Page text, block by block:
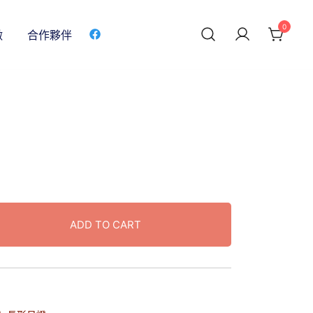
合作夥伴
0
ADD TO CART